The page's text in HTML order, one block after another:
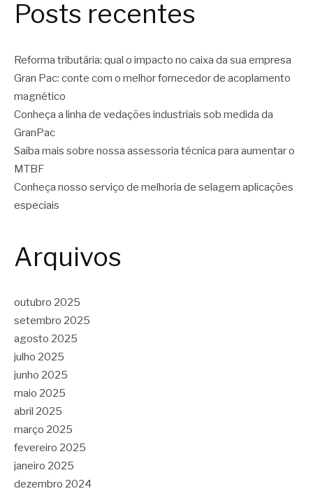
Posts recentes
Reforma tributária: qual o impacto no caixa da sua empresa
Gran Pac: conte com o melhor fornecedor de acoplamento
magnético
Conheça a linha de vedações industriais sob medida da
GranPac
Saiba mais sobre nossa assessoria técnica para aumentar o
MTBF
Conheça nosso serviço de melhoria de selagem aplicações
especiais
Arquivos
outubro 2025
setembro 2025
agosto 2025
julho 2025
junho 2025
maio 2025
abril 2025
março 2025
fevereiro 2025
janeiro 2025
dezembro 2024